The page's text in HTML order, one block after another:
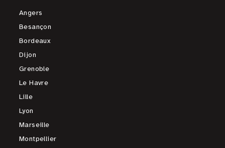
Angers
Besançon
Bordeaux
Dijon
Grenoble
Le Havre
Lille
Lyon
Marseille
Montpellier